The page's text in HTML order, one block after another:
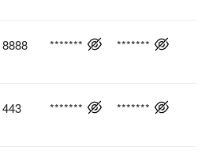
8888 ******* *******
443 ******* *******